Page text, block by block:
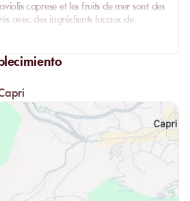
caprese et les fruits de mer sont des
avec des ingrédients locaux de
plat est un délice, servi avec une
une carte de boissons bien pensée,
et une sélection de vins pour
chaque repas. Que ce soit pour un
somptueux, la qualité de la cuisine et
de vous émerveiller.